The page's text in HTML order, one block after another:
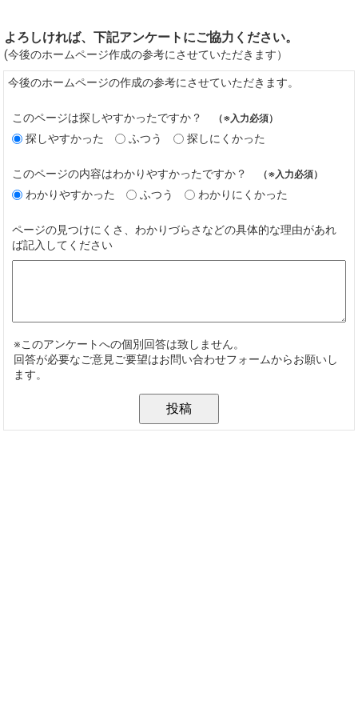
よろしければ、下記アンケートにご協力ください。
(今後のホームページ作成の参考にさせていただきます）
今後のホームページの作成の参考にさせていただきます。
このページは探しやすかったですか？ （※入力必須）
探しやすかった ふつう 探しにくかった
このページの内容はわかりやすかったですか？ （※入力必須）
わかりやすかった ふつう わかりにくかった
ページの見つけにくさ、わかりづらさなどの具体的な理由があれ
ば記入してください
※このアンケートへの個別回答は致しません。
回答が必要なご意見ご要望はお問い合わせフォームからお願いし
ます。